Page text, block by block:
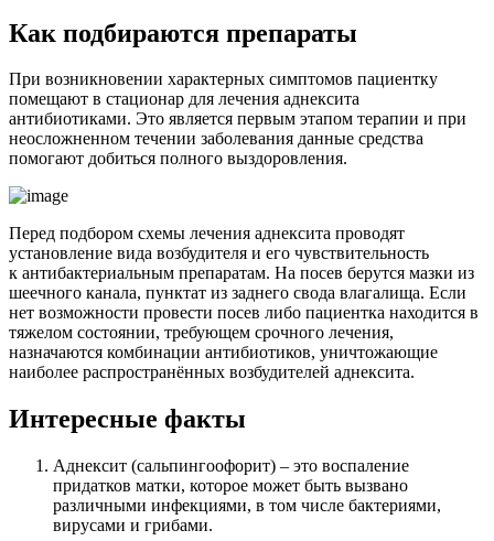
Как подбираются препараты
При возникновении характерных симптомов пациентку
помещают в стационар для лечения аднексита
антибиотиками. Это является первым этапом терапии и при
неосложненном течении заболевания данные средства
помогают добиться полного выздоровления.
Перед подбором схемы лечения аднексита проводят
установление вида возбудителя и его чувствительность
к антибактериальным препаратам. На посев берутся мазки из
шеечного канала, пунктат из заднего свода влагалища. Если
нет возможности провести посев либо пациентка находится в
тяжелом состоянии, требующем срочного лечения,
назначаются комбинации антибиотиков, уничтожающие
наиболее распространённых возбудителей аднексита.
Интересные факты
Аднексит (сальпингоофорит) – это воспаление
придатков матки, которое может быть вызвано
различными инфекциями, в том числе бактериями,
вирусами и грибами.